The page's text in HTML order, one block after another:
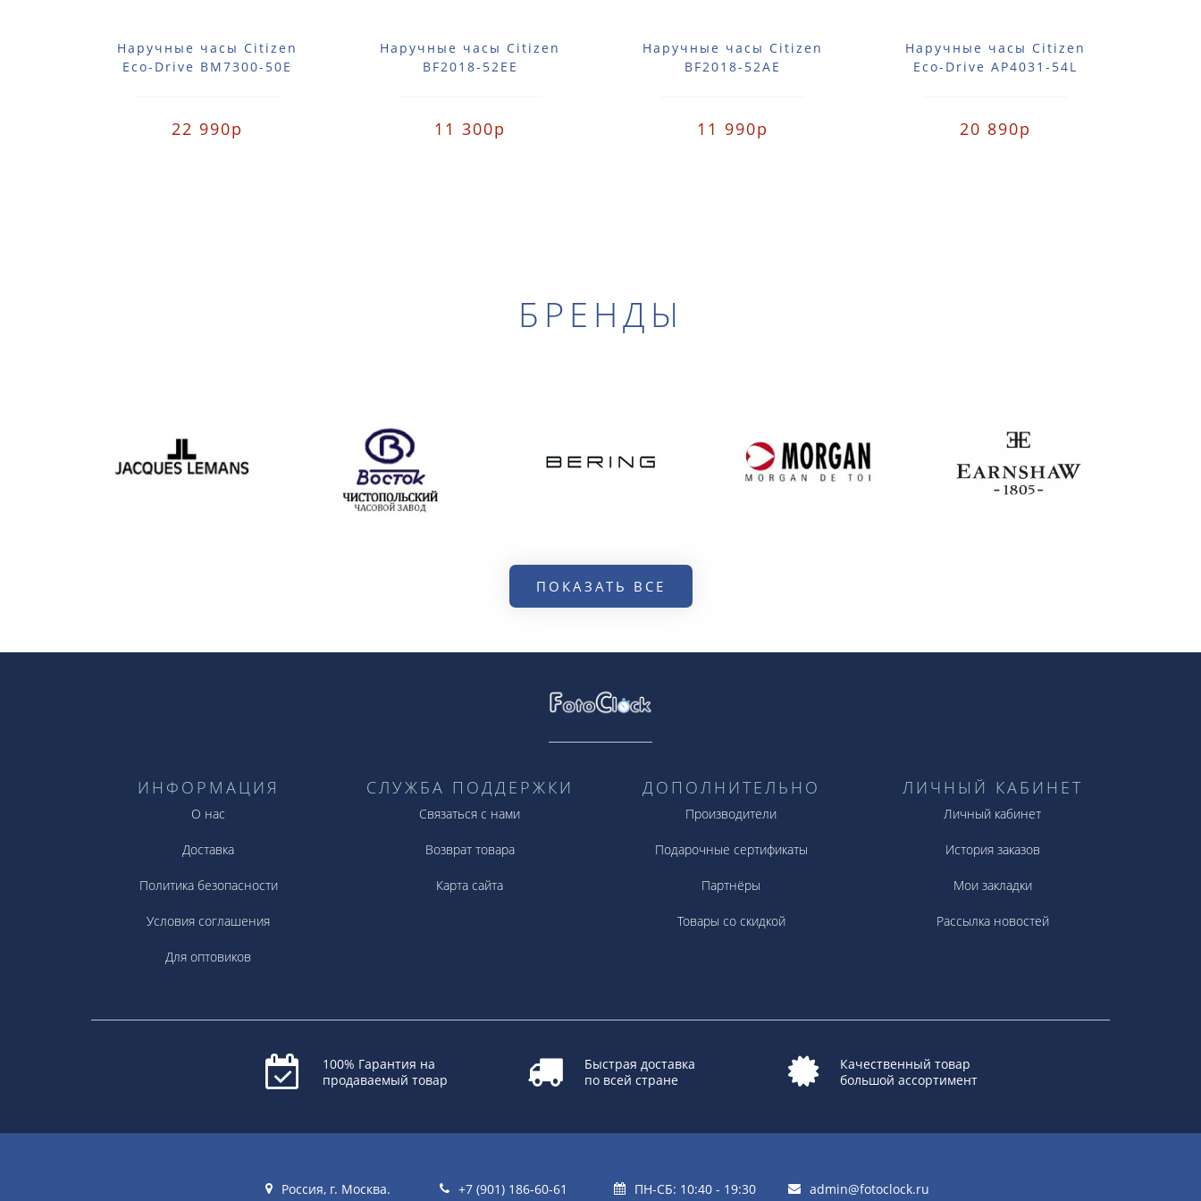
Наручные часы Citizen
Eco-Drive BM7300-50E
22 990р
Наручные часы Citizen
BF2018-52EE
11 300р
Наручные часы Citizen
BF2018-52AE
11 990р
Наручные часы Citizen
Eco-Drive AP4031-54L
20 890р
БРЕНДЫ
ПОКАЗАТЬ ВСЕ
ИНФОРМАЦИЯ
О нас
Доставка
Политика безопасности
Условия соглашения
Для оптовиков
СЛУЖБА ПОДДЕРЖКИ
Связаться с нами
Возврат товара
Карта сайта
ДОПОЛНИТЕЛЬНО
Производители
Подарочные сертификаты
Партнёры
Товары со скидкой
ЛИЧНЫЙ КАБИНЕТ
Личный кабинет
История заказов
Мои закладки
Рассылка новостей
100% Гарантия на
продаваемый товар
Быстрая доставка
по всей стране
Качественный товар
большой ассортимент
Россия, г. Москва. +7 (901) 186-60-61 ПН-СБ: 10:40 - 19:30 admin@fotoclock.ru